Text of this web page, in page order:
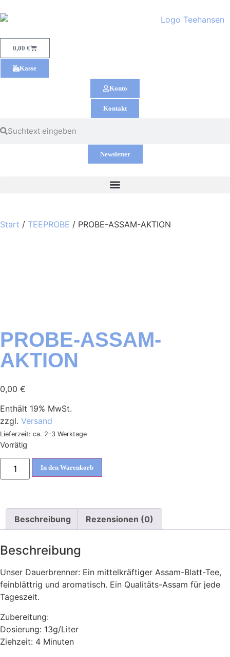
0,00 €
Kasse
Konto
Kontakt
Newsletter
Start / TEEPROBE / PROBE-ASSAM-AKTION
PROBE-ASSAM-
AKTION
0,00 €
Enthält 19% MwSt.
zzgl. Versand
Lieferzeit: ca. 2-3 Werktage
Vorrätig
In den Warenkorb
Beschreibung Rezensionen (0)
Beschreibung
Unser Dauerbrenner: Ein mittelkräftiger Assam-Blatt-Tee,
feinblättrig und aromatisch. Ein Qualitäts-Assam für jede
Tageszeit.
Zubereitung:
Dosierung: 13g/Liter
Ziehzeit: 4 Minuten